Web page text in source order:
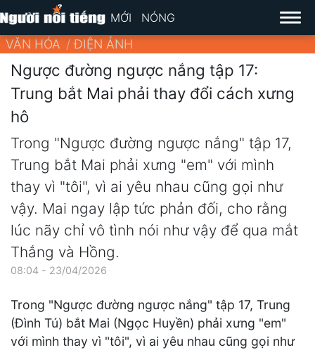
MỚI NÓNG
VĂN HÓA ĐIỆN ẢNH
Ngược đường ngược nắng tập 17:
Trung bắt Mai phải thay đổi cách xưng
hô
Trong "Ngược đường ngược nắng" tập 17,
Trung bắt Mai phải xưng "em" với mình
thay vì "tôi", vì ai yêu nhau cũng gọi như
vậy. Mai ngay lập tức phản đối, cho rằng
lúc nãy chỉ vô tình nói như vậy để qua mắt
Thắng và Hồng.
08:04 - 23/04/2026
Trong "Ngược đường ngược nắng" tập 17, Trung
(Đình Tú) bắt Mai (Ngọc Huyền) phải xưng "em"
với mình thay vì "tôi", vì ai yêu nhau cũng gọi như